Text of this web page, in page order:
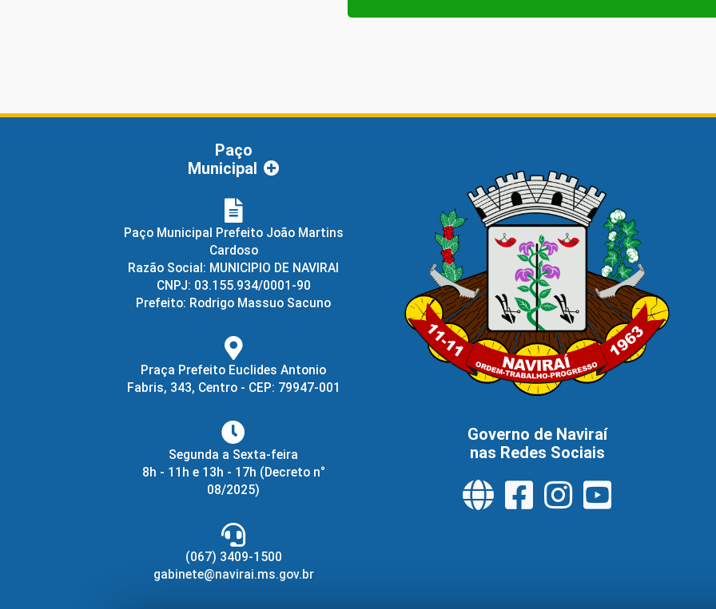
Paço
Municipal
Paço Municipal Prefeito João Martins
Cardoso
Razão Social: MUNICIPIO DE NAVIRAI
CNPJ: 03.155.934/0001-90
Prefeito: Rodrigo Massuo Sacuno
Praça Prefeito Euclides Antonio
Fabris, 343, Centro - CEP: 79947-001
Segunda a Sexta-feira
8h - 11h e 13h - 17h (Decreto n°
08/2025)
(067) 3409-1500
gabinete@navirai.ms.gov.br
Governo de Naviraí
nas Redes Sociais